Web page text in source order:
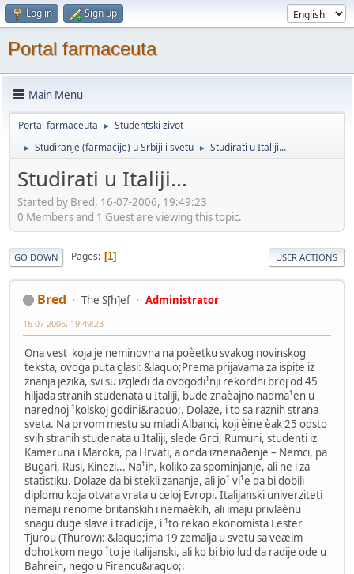
Log in Sign up
Portal farmaceuta
Main Menu
Portal farmaceuta ► Studentski zivot
► Studiranje (farmacije) u Srbiji i svetu ► Studirati u Italiji...
Studirati u Italiji...
Started by Bred, 16-07-2006, 19:49:23
0 Members and 1 Guest are viewing this topic.
GO DOWN Pages 1 USER ACTIONS
Bred The S[h]ef Administrator
16-07-2006, 19:49:23
Ona vest koja je neminovna na poèetku svakog novinskog
teksta, ovoga puta glasi: &laquo;Prema prijavama za ispite iz
znanja jezika, svi su izgledi da ovogodi¹nji rekordni broj od 45
hiljada stranih studenata u Italiji, bude znaèajno nadma¹en u
narednoj ¹kolskoj godini&raquo;. Dolaze, i to sa raznih strana
sveta. Na prvom mestu su mladi Albanci, koji èine èak 25 odsto
svih stranih studenata u Italiji, slede Grci, Rumuni, studenti iz
Kameruna i Maroka, pa Hrvati, a onda iznenaðenje – Nemci, pa
Bugari, Rusi, Kinezi... Na¹ih, koliko za spominjanje, ali ne i za
statistiku. Dolaze da bi stekli zananje, ali jo¹ vi¹e da bi dobili
diplomu koja otvara vrata u celoj Evropi. Italijanski univerziteti
nemaju renome britanskih i nemaèkih, ali imaju privlaènu
snagu duge slave i tradicije, i ¹to rekao ekonomista Lester
Tjurou (Thurow): &laquo;ima 19 zemalja u svetu sa veæim
dohotkom nego ¹to je italijanski, ali ko bi bio lud da radije ode u
Bahrein, nego u Firencu&raquo;.